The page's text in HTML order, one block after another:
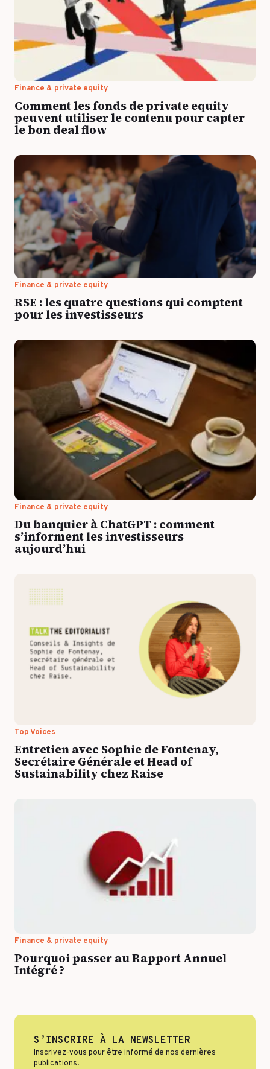
Transport & Logistique
Services
Santé & Pharma
Silver Economy
Tourisme & Hôtellerie
PAR RÉFÉRENCES CLIENTS
Toutes les success stories
Format & engagement
Algorithmes & Intelligence Artificielle
Top Voices
Finance & private equity
Transition durable
Finance & private equity
Comment les fonds de private equity
peuvent utiliser le contenu pour capter
le bon deal flow
Finance & private equity
RSE : les quatre questions qui comptent
pour les investisseurs
Finance & private equity
Du banquier à ChatGPT : comment
s’informent les investisseurs
aujourd’hui
Top Voices
Entretien avec Sophie de Fontenay,
Secrétaire Générale et Head of
Sustainability chez Raise
Finance & private equity
Pourquoi passer au Rapport Annuel
Intégré ?
S’INSCRIRE À LA NEWSLETTER
Inscrivez-vous pour être informé de nos dernières
publications.